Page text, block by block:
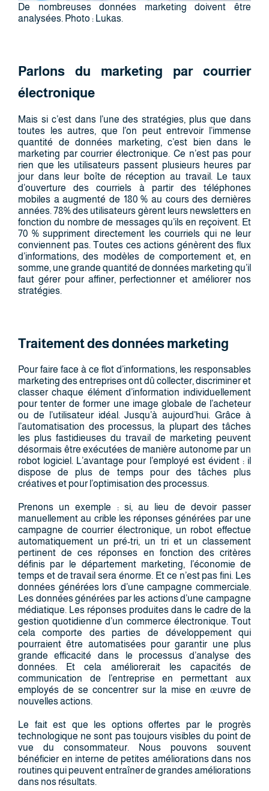
De nombreuses données marketing doivent être
analysées. Photo : Lukas.
Parlons du marketing par courrier
électronique
Mais si c’est dans l’une des stratégies, plus que dans
toutes les autres, que l’on peut entrevoir l’immense
quantité de données marketing, c’est bien dans le
marketing par courrier électronique. Ce n’est pas pour
rien que les utilisateurs passent plusieurs heures par
jour dans leur boîte de réception au travail. Le taux
d’ouverture des courriels à partir des téléphones
mobiles a augmenté de 180 % au cours des dernières
années. 78% des utilisateurs gèrent leurs newsletters en
fonction du nombre de messages qu’ils en reçoivent. Et
70 % suppriment directement les courriels qui ne leur
conviennent pas. Toutes ces actions génèrent des flux
d’informations, des modèles de comportement et, en
somme, une grande quantité de données marketing qu’il
faut gérer pour affiner, perfectionner et améliorer nos
stratégies.
Traitement des données marketing
Pour faire face à ce flot d’informations, les responsables
marketing des entreprises ont dû collecter, discriminer et
classer chaque élément d’information individuellement
pour tenter de former une image globale de l’acheteur
ou de l’utilisateur idéal. Jusqu’à aujourd’hui. Grâce à
l’automatisation des processus, la plupart des tâches
les plus fastidieuses du travail de marketing peuvent
désormais être exécutées de manière autonome par un
robot logiciel. L’avantage pour l’employé est évident : il
dispose de plus de temps pour des tâches plus
créatives et pour l’optimisation des processus.
Prenons un exemple : si, au lieu de devoir passer
manuellement au crible les réponses générées par une
campagne de courrier électronique, un robot effectue
automatiquement un pré-tri, un tri et un classement
pertinent de ces réponses en fonction des critères
définis par le département marketing, l’économie de
temps et de travail sera énorme. Et ce n’est pas fini. Les
données générées lors d’une campagne commerciale.
Les données générées par les actions d’une campagne
médiatique. Les réponses produites dans le cadre de la
gestion quotidienne d’un commerce électronique. Tout
cela comporte des parties de développement qui
pourraient être automatisées pour garantir une plus
grande efficacité dans le processus d’analyse des
données. Et cela améliorerait les capacités de
communication de l’entreprise en permettant aux
employés de se concentrer sur la mise en œuvre de
nouvelles actions.
Le fait est que les options offertes par le progrès
technologique ne sont pas toujours visibles du point de
vue du consommateur. Nous pouvons souvent
bénéficier en interne de petites améliorations dans nos
routines qui peuvent entraîner de grandes améliorations
dans nos résultats.